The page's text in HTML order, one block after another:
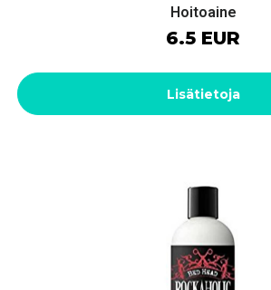
Hoitoaine
6.5 EUR
Lisätietoja